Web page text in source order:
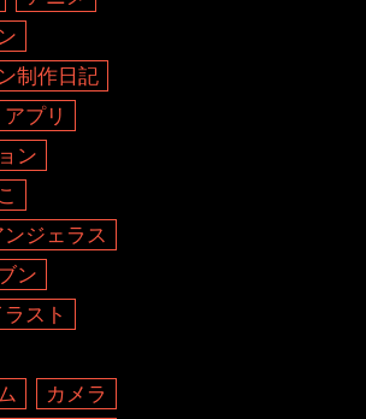
制作日記
アプリ
ン
ンジェラス
ン
ラスト
カメラ